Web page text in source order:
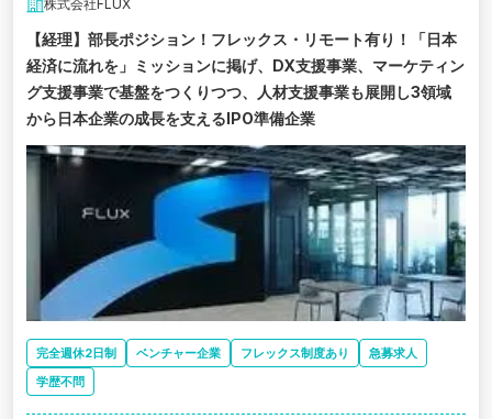
株式会社FLUX
【経理】部長ポジション！フレックス・リモート有り！「日本
経済に流れを」ミッションに掲げ、DX支援事業、マーケティン
グ支援事業で基盤をつくりつつ、人材支援事業も展開し3領域
から日本企業の成長を支えるIPO準備企業
完全週休2日制 ベンチャー企業 フレックス制度あり
急募求人
学歴不問